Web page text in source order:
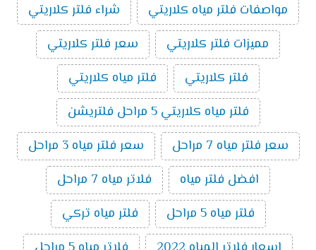
مواصفات فلتر مياه كلاريتي
شراء فلتر كلاريتي
مميزات فلتر كلاريتي
سعر فلتر كلاريتي
فلتر كلاريتي
فلتر مياه كلاريتي
فلتر مياه كلاريتي 5 مراحل فلتريشن
سعر فلتر مياه 7 مراحل
سعر فلتر مياه 3 مراحل
افضل فلتر مياه
فلاتر مياه 7 مراحل
فلتر مياه 5 مراحل
فلتر مياه تركي